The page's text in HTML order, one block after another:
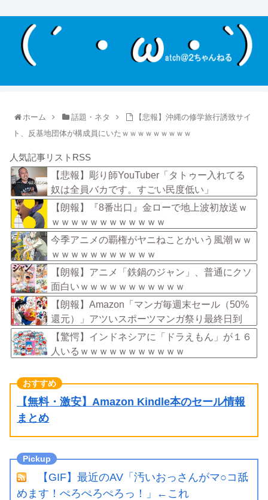
ホーム 話題・ネタ
【悲報】沖縄の修学旅行誘致サイ
ト、反基地団体が構成員にいたｗｗｗｗｗｗｗｗｗ
人気記事リストRSS
【悲報】彫り師YouTuber「タトゥー入れてる
奴は全員バカです。すごい民度低い」
【朗報】『8番出口』金ローで地上波初放送ｗ
ｗｗｗｗｗｗｗｗｗｗｗｗ
今季アニメの覇権がヤニねことかいう風潮ｗｗ
ｗｗｗｗｗｗｗｗｗｗｗ
【朗報】アニメ「鉄鍋のジャン」、普通にクソ
面白いｗｗｗｗｗｗｗｗｗｗｗ
【朗報】Amazon「マンガ毎週末セール（50%
還元）」アツいスポーツマンガ祭り最終日到
来！！！
【驚愕】インドネシアに「ドラえもん」が１６
人いるｗｗｗｗｗｗｗｗｗｗｗ
【無料・激安】Amazon Kindle本のセール情報
まとめ
【GIF】最近のAV「汚いおっさんがマ○コ舐
めます！ぺろぺろぺろっ！」←これ